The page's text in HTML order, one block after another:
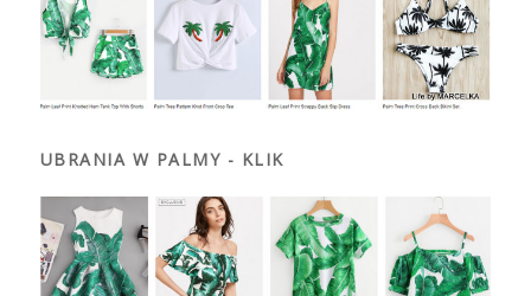
UBRANIA W PALMY - KLIK